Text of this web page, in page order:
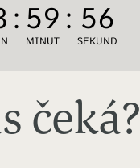
: 59
MINUT
: 56
SEKUND
čeká?